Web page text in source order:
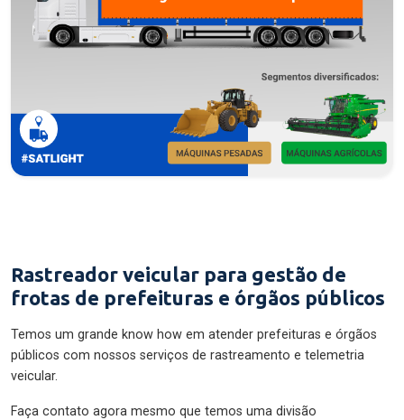
Rastreador veicular para gestão de
frotas de prefeituras e órgãos públicos
Temos um grande know how em atender prefeituras e órgãos
públicos com nossos serviços de rastreamento e telemetria
veicular.
Faça contato agora mesmo que temos uma divisão